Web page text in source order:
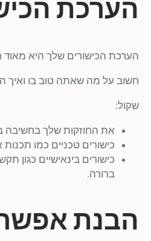
הערכת
הערכת הכישורים שלך היא
חשוב על מה שאתה טוב בו ואיך
שקול:
את החוזקות שלך בחשיבה
כישורים טכניים כמו
כישורים בינאישיים כגון
ברורה.
הבנת